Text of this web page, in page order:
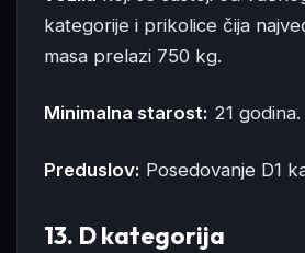
kategorije i prikolice čija
masa prelazi 750 kg.
Minimalna starost: 21 godina.
Preduslov: Posedovanje D1
13. D kategorija